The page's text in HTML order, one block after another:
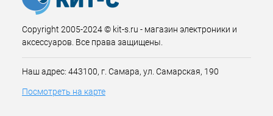
Copyright 2005-2024 © kit-s.ru - магазин электроники и
аксессуаров. Все права защищены.
Наш адрес: 443100, г. Самара, ул. Самарская, 190
Посмотреть на карте